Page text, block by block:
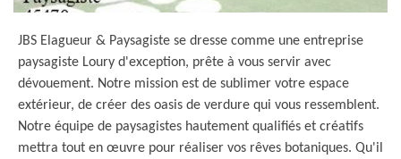
JBS Elagueur & Paysagiste se dresse comme une entreprise
paysagiste Loury d'exception, prête à vous servir avec
dévouement. Notre mission est de sublimer votre espace
extérieur, de créer des oasis de verdure qui vous ressemblent.
Notre équipe de paysagistes hautement qualifiés et créatifs
mettra tout en œuvre pour réaliser vos rêves botaniques. Qu'il